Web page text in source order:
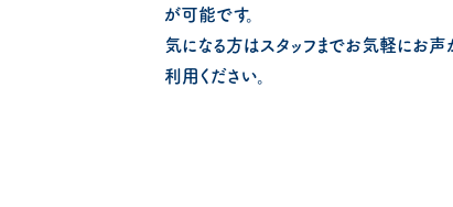
が可能です。
気になる方はスタッフまでお気軽にお声
利用ください。